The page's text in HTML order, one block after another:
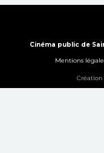
Cinéma public de
Mentions